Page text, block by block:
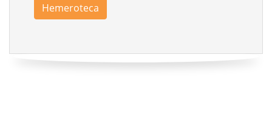
Hemeroteca